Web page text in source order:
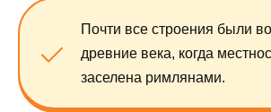
Почти все строения были
древние века, когда
заселена римлянами.